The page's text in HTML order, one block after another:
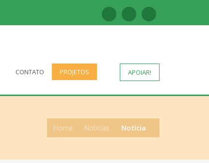
CONTATO PROJETOS APOIAR!
Home Notícias Notícia